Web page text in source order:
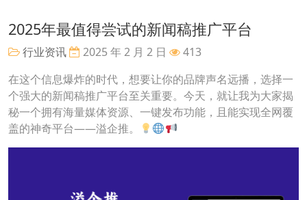
2025年最值得尝试的新闻稿推广平台
行业资讯 2025 年 2 月 2 日
413
在这个信息爆炸的时代，想要让你的品牌声名远播，选择一
个强大的新闻稿推广平台至关重要。今天，就让我为大家揭
秘一个拥有海量媒体资源、一键发布功能，且能实现全网覆
盖的神奇平台——溢企推。